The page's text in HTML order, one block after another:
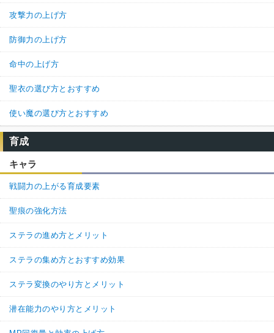
攻撃力の上げ方
防御力の上げ方
命中の上げ方
聖衣の選び方とおすすめ
使い魔の選び方とおすすめ
育成
キャラ
戦闘力の上がる育成要素
聖痕の強化方法
ステラの進め方とメリット
ステラの集め方とおすすめ効果
ステラ変換のやり方とメリット
潜在能力のやり方とメリット